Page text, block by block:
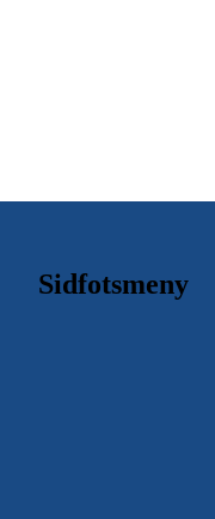
Sidfotsmeny